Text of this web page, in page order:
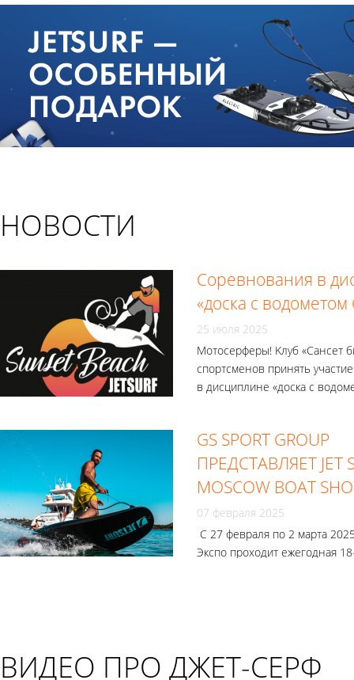
НОВОСТИ
Соревнования в
«доска с водометом
25 июля 2025
Мотосерферы! Kлуб «Сансет
спортсменов принять
в дисциплине «доска с
GS SPORT GROUP
ПРЕДСТАВЛЯЕТ JET
MOSCOW BOAT
07 февраля 2025
С 27 февраля по 2 марта
Экспо проходит ежегодная
ВИДЕО ПРО ДЖЕТ-СЕРФ